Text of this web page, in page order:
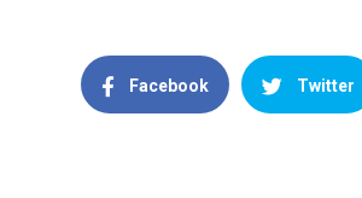
Facebook Twitter